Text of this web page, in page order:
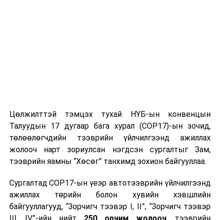
Цөлжилттэй тэмцэх тухай НҮБ-ын конвенцын
Талуудын 17 дугаар бага хурал (COP17)-ын зочид,
төлөөлөгчдийн тээврийн үйлчилгээнд ажиллах
жолооч нарт зориулсан нэгдсэн сургалтыг Зам,
тээврийн яамны “Хөсөг” танхимд зохион байгууллаа.
Сургалтад COP17-ын үеэр автотээврийн үйлчилгээнд
ажиллах төрийн болон хувийн хэвшлийн
байгууллагууд, “Зорчигч тээвэр I, II”, “Зорчигч тээвэр